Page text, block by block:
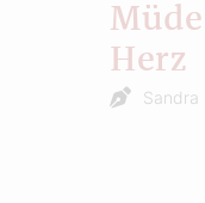
Herz
Sandra